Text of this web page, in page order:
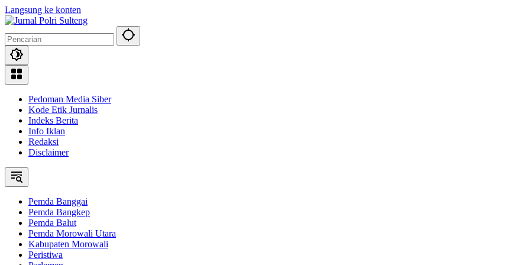
Langsung ke konten
Pedoman Media Siber
Kode Etik Jurnalis
Indeks Berita
Info Iklan
Redaksi
Disclaimer
Pemda Banggai
Pemda Bangkep
Pemda Balut
Pemda Morowali Utara
Kabupaten Morowali
Peristiwa